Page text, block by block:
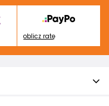
oblicz ratę